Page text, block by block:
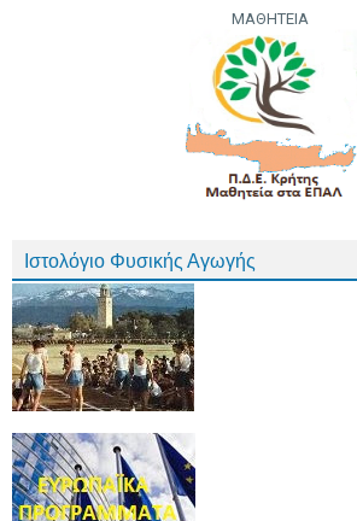
ΜΑΘΗΤΕΙΑ
Ιστολόγιο Φυσικής Αγωγής